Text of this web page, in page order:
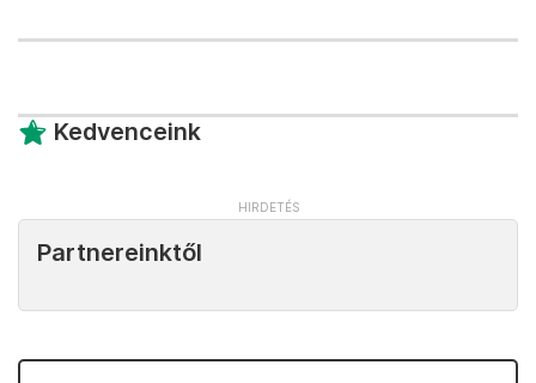
Kedvenceink
Partnereinktől